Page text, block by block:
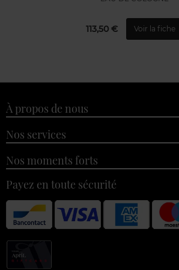
113,50 € Voir la fiche
À propos de nous
Nos services
Nos moments forts
Payez en toute sécurité